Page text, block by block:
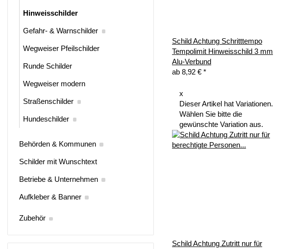
Schild Achtung Schritttempo
Tempolimit Hinweisschild 3 mm
Alu-Verbund
ab 8,92 € *
x
Dieser Artikel hat Variationen.
Wählen Sie bitte die
gewünschte Variation aus.
Schild Achtung Zutritt nur für
Hinweisschilder
Gefahr- & Warnschilder
Wegweiser Pfeilschilder
Runde Schilder
Wegweiser modern
Straßenschilder
Hundeschilder
Behörden & Kommunen
Schilder mit Wunschtext
Betriebe & Unternehmen
Aufkleber & Banner
Zubehör